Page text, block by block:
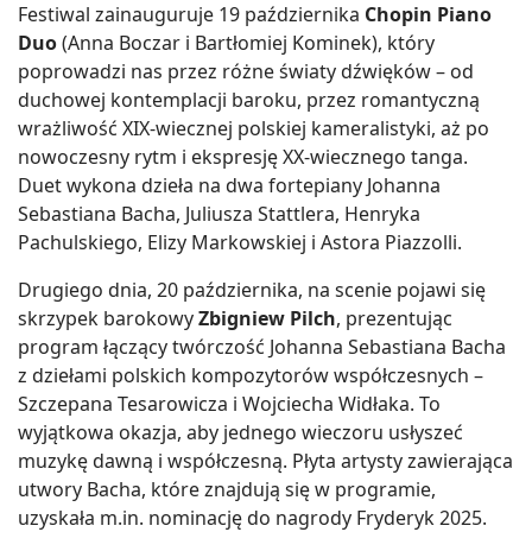
Festiwal zainauguruje 19 października Chopin Piano
Duo(Anna Boczar i Bartłomiej Kominek), który
poprowadzi nas przez różne światy dźwięków – od
duchowej kontemplacji baroku, przez romantyczną
wrażliwość XIX-wiecznej polskiej kameralistyki, aż po
nowoczesny rytm i ekspresję XX-wiecznego tanga.
Duet wykona dzieła na dwa fortepiany Johanna
Sebastiana Bacha, Juliusza Stattlera, Henryka
Pachulskiego, Elizy Markowskiej i Astora Piazzolli.
Drugiego dnia, 20 października, na scenie pojawi się
skrzypek barokowyZbigniew Pilch, prezentując
program łączący twórczość Johanna Sebastiana Bacha
z dziełami polskich kompozytorów współczesnych –
Szczepana Tesarowicza i Wojciecha Widłaka. To
wyjątkowa okazja, aby jednego wieczoru usłyszeć
muzykę dawną i współczesną. Płyta artysty zawierająca
utwory Bacha, które znajdują się w programie,
uzyskała m.in. nominację do nagrody Fryderyk 2025.